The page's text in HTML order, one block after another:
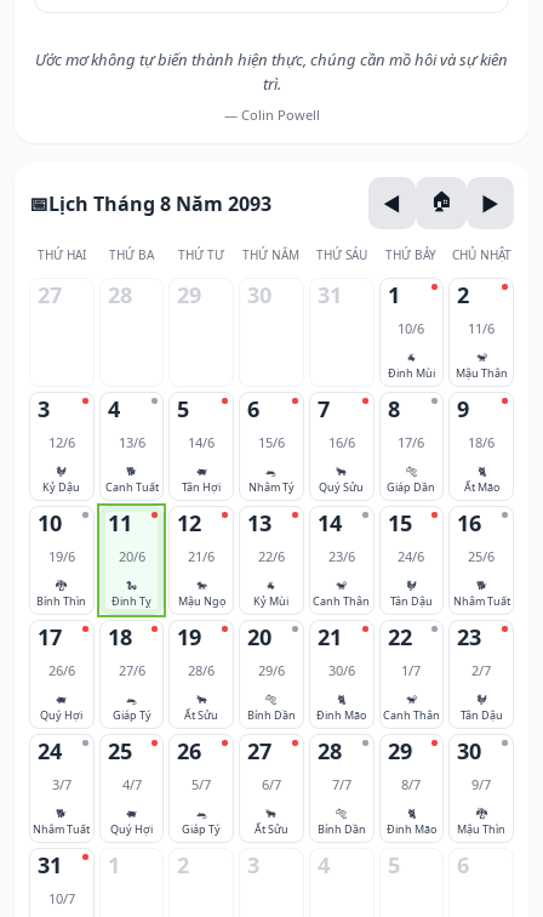
Ước mơ không tự biến thành hiện thực, chúng cần mồ hôi và sự kiên
trì.
— Colin Powell
Lịch Tháng 8 Năm 2093
THỨ HAI THỨ BA THỨ TƯ THỨ NĂM THỨ SÁU THỨ BẢY CHỦ NHẬT
27 28 29 30 31 1
10/6
🐐
Đinh Mùi
2
11/6
🐒
Mậu Thân
3
12/6
🐓
Kỷ Dậu
4
13/6
🐕
Canh Tuất
5
14/6
🐖
Tân Hợi
6
15/6
🐀
Nhâm Tý
7
16/6
🐂
Quý Sửu
8
17/6
🐅
Giáp Dần
9
18/6
🐈
Ất Mão
10
19/6
🐉
Bính Thìn
11
20/6
🐍
Đinh Tỵ
12
21/6
🐎
Mậu Ngọ
13
22/6
🐐
Kỷ Mùi
14
23/6
🐒
Canh Thân
15
24/6
🐓
Tân Dậu
16
25/6
🐕
Nhâm Tuất
17
26/6
🐖
Quý Hợi
18
27/6
🐀
Giáp Tý
19
28/6
🐂
Ất Sửu
20
29/6
🐅
Bính Dần
21
30/6
🐈
Đinh Mão
22
1/7
🐒
Canh Thân
23
2/7
🐓
Tân Dậu
24
3/7
🐕
Nhâm Tuất
25
4/7
🐖
Quý Hợi
26
5/7
🐀
Giáp Tý
27
6/7
🐂
Ất Sửu
28
7/7
🐅
Bính Dần
29
8/7
🐈
Đinh Mão
30
9/7
🐉
Mậu Thìn
31
10/7
1 2 3 4 5 6